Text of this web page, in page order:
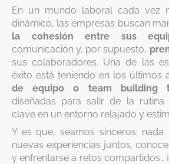
En un mundo laboral cada vez
dinámico, las empresas buscan
la cohesión entre sus
comunicación y, por supuesto,
sus colaboradores. Una de las
éxito está teniendo en los últimos
de equipo o team building
diseñadas para salir de la
clave en un entorno relajado y
Y es que, seamos sinceros:
nuevas experiencias juntos,
y enfrentarse a retos compartidos…